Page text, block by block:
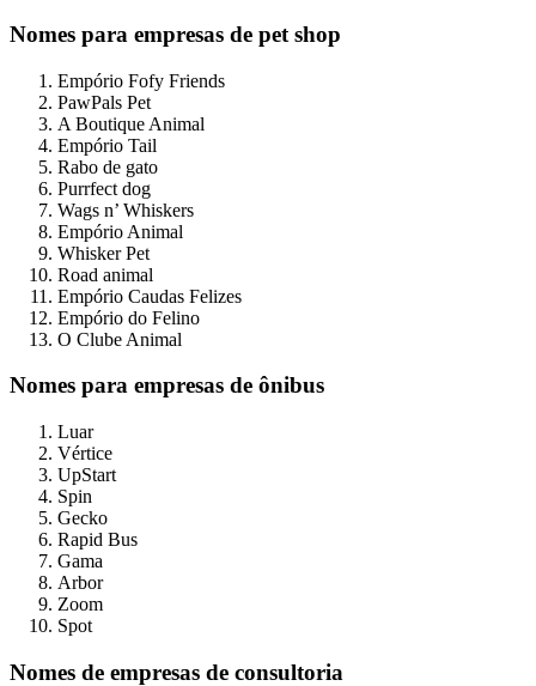
Nomes para empresas de pet shop
Empório Fofy Friends
PawPals Pet
A Boutique Animal
Empório Tail
Rabo de gato
Purrfect dog
Wags n’ Whiskers
Empório Animal
Whisker Pet
Road animal
Empório Caudas Felizes
Empório do Felino
O Clube Animal
Nomes para empresas de ônibus
Luar
Vértice
UpStart
Spin
Gecko
Rapid Bus
Gama
Arbor
Zoom
Spot
Nomes de empresas de consultoria